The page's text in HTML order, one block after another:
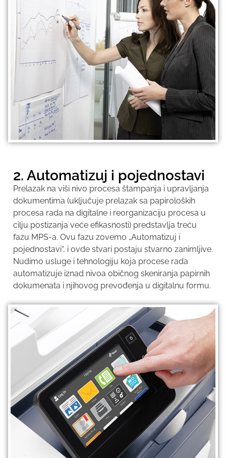
2. Automatizuj i pojednostavi
Prelazak na viši nivo procesa štampanja i upravljanja
dokumentima (uključuje prelazak sa papiroloških
procesa rada na digitalne i reorganizaciju procesa u
cilju postizanja veće efikasnosti) predstavlja treću
fazu MPS-a. Ovu fazu zovemo „Automatizuj i
pojednostavi“, i ovde stvari postaju stvarno zanimljive.
Nudimo usluge i tehnologiju koja procese rada
automatizuje iznad nivoa običnog skeniranja papirnih
dokumenata i njihovog prevođenja u digitalnu formu.